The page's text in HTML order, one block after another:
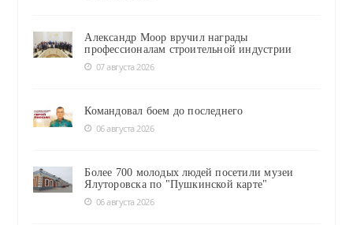
Александр Моор вручил награды
профессионалам строительной индустрии
07 августа 2026
Командовал боем до последнего
06 августа 2026
Более 700 молодых людей посетили музеи
Ялуторовска по "Пушкинской карте"
06 августа 2026